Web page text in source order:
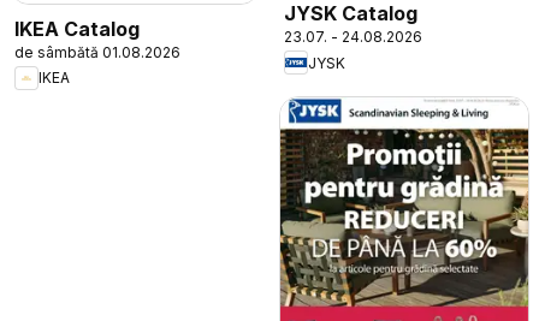
IKEA Catalog
de sâmbătă 01.08.2026
IKEA
JYSK Catalog
23.07. - 24.08.2026
JYSK